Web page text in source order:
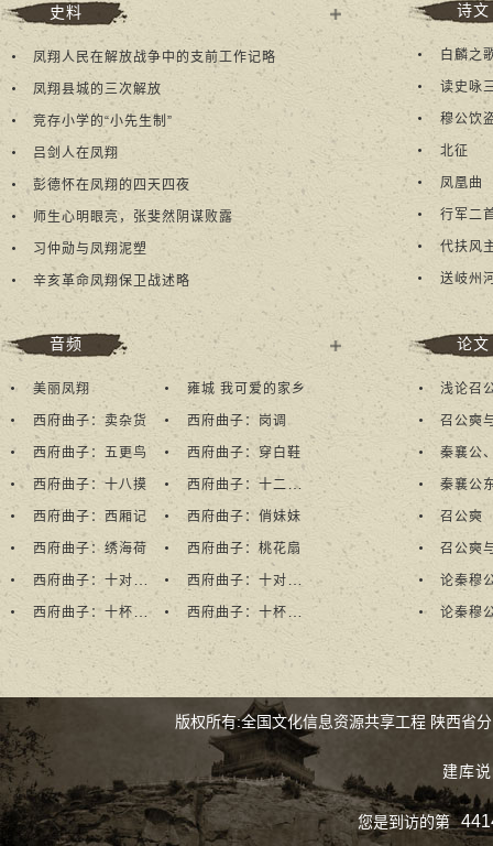
史料
多
凤翔人民在解放战争中的支前工作记略
凤翔县城的三次解放
竞存小学的“小先生制”
吕剑人在凤翔
彭德怀在凤翔的四天四夜
师生心明眼亮，张斐然阴谋败露
习仲勋与凤翔泥塑
辛亥革命凤翔保卫战述略
诗文
白麟之
读史咏
穆公饮
北征
凤凰曲
行军二
代扶风
送岐州
音频
美丽凤翔 雍城 我可爱的家乡
西府曲子：卖杂货 西府曲子：岗调
西府曲子：五更鸟 西府曲子：穿白鞋
西府曲子：十八摸 西府曲子：十二月花
西府曲子：西厢记 西府曲子：俏妹妹
西府曲子：绣海荷 西府曲子：桃花扇
西府曲子：十对花（一）
西府曲子：十杯酒（一）
论文
浅论召
召公奭
秦襄公
秦襄公
召公奭
召公奭
论秦穆
论秦穆
版权所有:全国文化信息资源共享工程 陕西省
建库
您是到访的第